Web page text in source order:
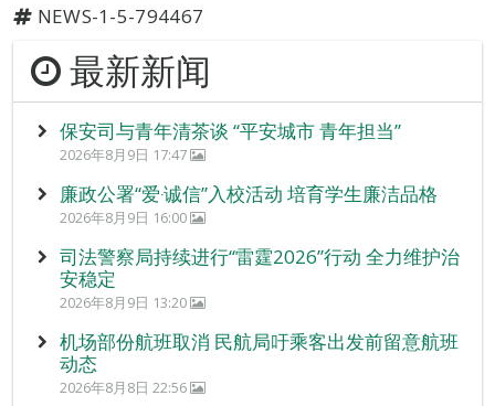
NEWS-1-5-794467
最新新闻
保安司与青年清茶谈 “平安城市 青年担当”
2026年8月9日 17:47
廉政公署“爱‧诚信”入校活动 培育学生廉洁品格
2026年8月9日 16:00
司法警察局持续进行“雷霆2026”行动 全力维护治
安稳定
2026年8月9日 13:20
机场部份航班取消 民航局吁乘客出发前留意航班
动态
2026年8月8日 22:56